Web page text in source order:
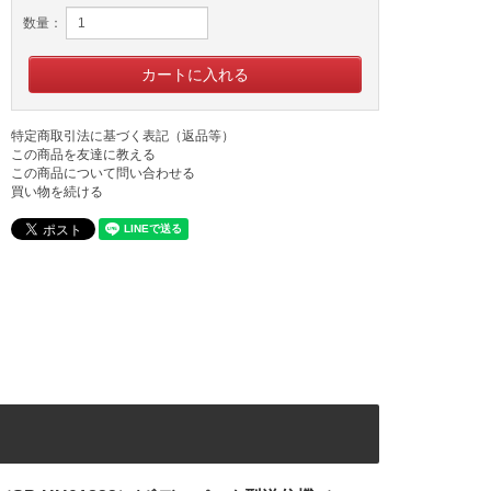
数量：
特定商取引法に基づく表記（返品等）
この商品を友達に教える
この商品について問い合わせる
買い物を続ける